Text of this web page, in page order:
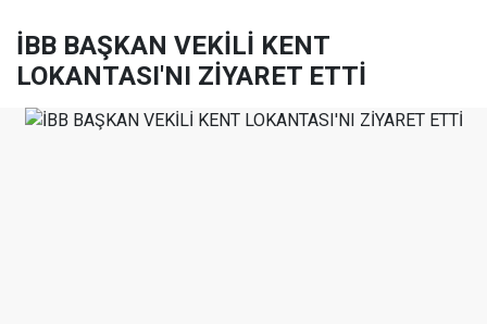
İBB BAŞKAN VEKİLİ KENT
LOKANTASI'NI ZİYARET ETTİ